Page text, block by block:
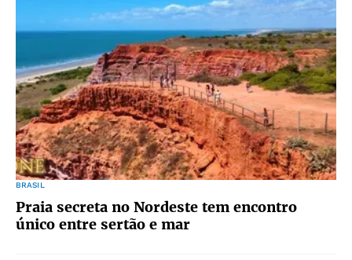
BRASIL
Praia secreta no Nordeste tem encontro
único entre sertão e mar